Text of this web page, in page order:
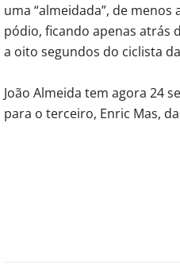
uma “almeidada”, de menos
pódio, ficando apenas atrás
a oito segundos do ciclista
João Almeida tem agora 24
para o terceiro, Enric Mas,